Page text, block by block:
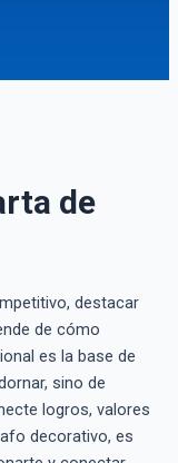
de
destacar
de cómo
es la base de
sino de
logros, valores
decorativo, es